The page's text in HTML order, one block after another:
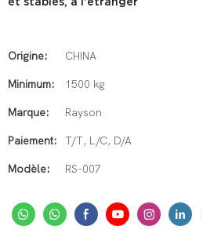
Origine: CHINA
Minimum: 1500 kg
Marque: Rayson
Paiement: T/T, L/C, D/A
Modèle: RS-007